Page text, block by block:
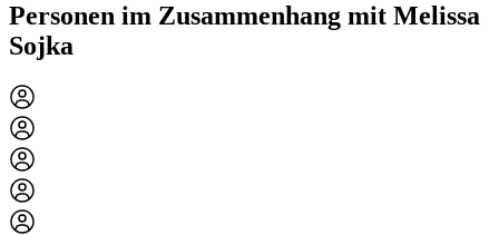
Personen im Zusammenhang mit Melissa
Sojka